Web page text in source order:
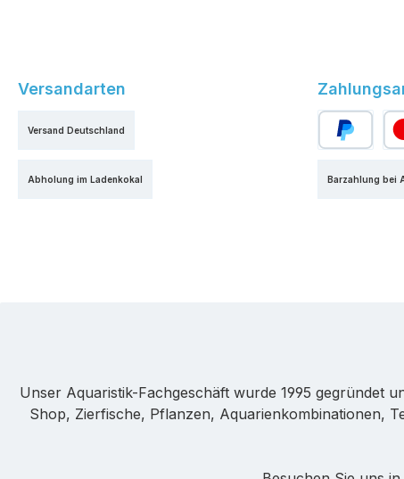
Versandarten
Versand Deutschland
Abholung im Ladenkokal Barzahlung bei
Unser Aquaristik-Fachgeschäft wurde 1995 gegründet
Shop, Zierfische, Pflanzen, Aquarienkombinationen,